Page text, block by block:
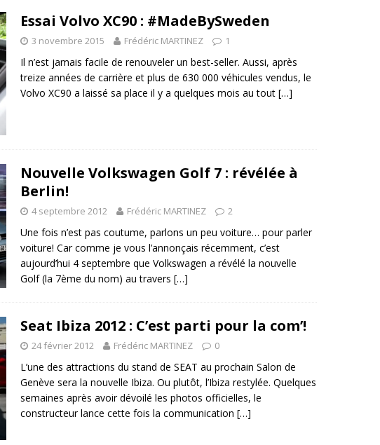
Essai Volvo XC90 : #MadeBySweden
3 novembre 2015 Frédéric MARTINEZ 1
Il n’est jamais facile de renouveler un best-seller. Aussi, après
treize années de carrière et plus de 630 000 véhicules vendus, le
Volvo XC90 a laissé sa place il y a quelques mois au tout […]
Nouvelle Volkswagen Golf 7 : révélée à
Berlin!
4 septembre 2012 Frédéric MARTINEZ 2
Une fois n’est pas coutume, parlons un peu voiture… pour parler
voiture! Car comme je vous l’annonçais récemment, c’est
aujourd’hui 4 septembre que Volkswagen a révélé la nouvelle
Golf (la 7ème du nom) au travers […]
Seat Ibiza 2012 : C’est parti pour la com’!
24 février 2012 Frédéric MARTINEZ 0
L’une des attractions du stand de SEAT au prochain Salon de
Genève sera la nouvelle Ibiza. Ou plutôt, l’Ibiza restylée. Quelques
semaines après avoir dévoilé les photos officielles, le
constructeur lance cette fois la communication […]